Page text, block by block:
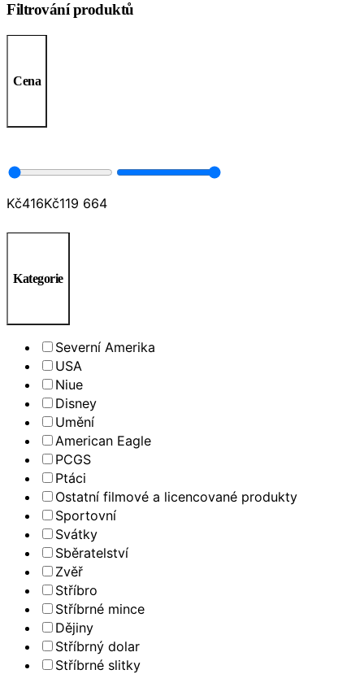
Filtrování produktů
Cena
Kč416Kč119 664
Kategorie
Severní Amerika
USA
Niue
Disney
Umění
American Eagle
PCGS
Ptáci
Ostatní filmové a licencované produkty
Sportovní
Svátky
Sběratelství
Zvěř
Stříbro
Stříbrné mince
Dějiny
Stříbrný dolar
Stříbrné slitky